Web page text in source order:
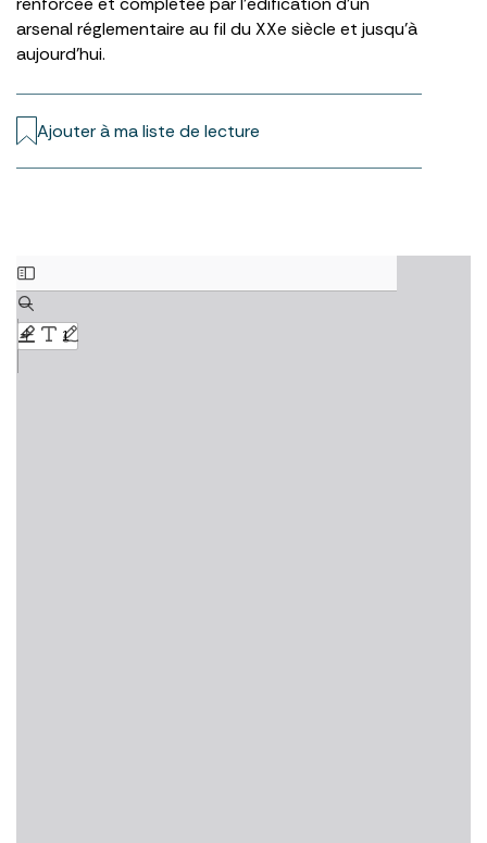
arsenal réglementaire au fil du XXe siècle et jusqu’à
aujourd’hui.
Ajouter à ma liste de lecture